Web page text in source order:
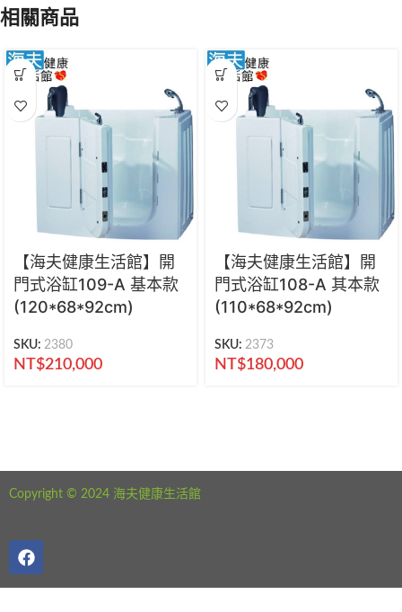
相關商品
【海夫健康生活館】開
門式浴缸109-A 基本款
(120*68*92cm)
SKU: 2380
NT$210,000
【海夫健康生活館】開
門式浴缸108-A 其本款
(110*68*92cm)
SKU: 2373
NT$180,000
Copyright © 2024 海夫健康生活館